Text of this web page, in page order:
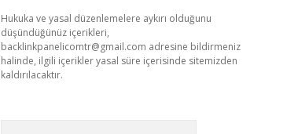
Hukuka ve yasal düzenlemelere aykırı olduğunu
düşündüğünüz içerikleri,
backlinkpanelicomtr@gmail.com adresine bildirmeniz
halinde, ilgili içerikler yasal süre içerisinde sitemizden
kaldırılacaktır.